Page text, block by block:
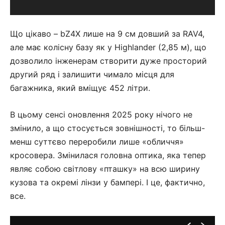
Що цікаво – bZ4X лише на 9 см довший за RAV4,
але має колісну базу як у Highlander (2,85 м), що
дозволило інженерам створити дуже просторий
другий ряд і залишити чимало місця для
багажника, який вміщує 452 літри.
В цьому сенсі оновлення 2025 року нічого не
змінило, а що стосується зовнішності, то більш-
менш суттєво переробили лише «обличчя»
кросовера. Змінилася головна оптика, яка тепер
являє собою світлову «пташку» на всю ширину
кузова та окремі лінзи у бампері. І це, фактично,
все.